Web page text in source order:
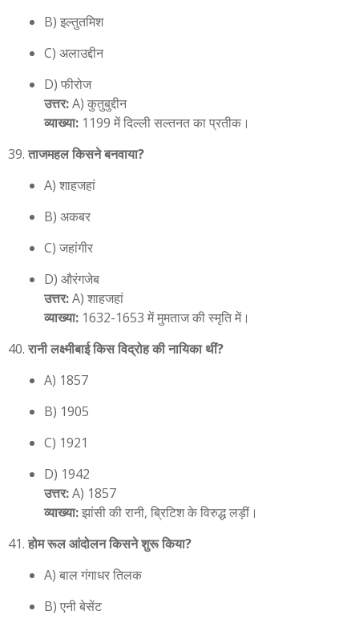
B) इल्तुतमिश
C) अलाउद्दीन
D) फीरोज
उत्तर:A) कुतुबुद्दीन
व्याख्या: 1199 में दिल्ली सल्तनत का प्रतीक।
ताजमहल किसने बनवाया?
A) शाहजहां
B) अकबर
C) जहांगीर
D) औरंगजेब
उत्तर:A) शाहजहां
व्याख्या: 1632-1653 में मुमताज की स्मृति में।
रानी लक्ष्मीबाई किस विद्रोह की नायिका थीं?
A) 1857
B) 1905
C) 1921
D) 1942
उत्तर:A) 1857
व्याख्या:झांसी की रानी, ब्रिटिश के विरुद्ध लड़ीं।
होम रूल आंदोलन किसने शुरू किया?
A) बाल गंगाधर तिलक
B) एनी बेसेंट